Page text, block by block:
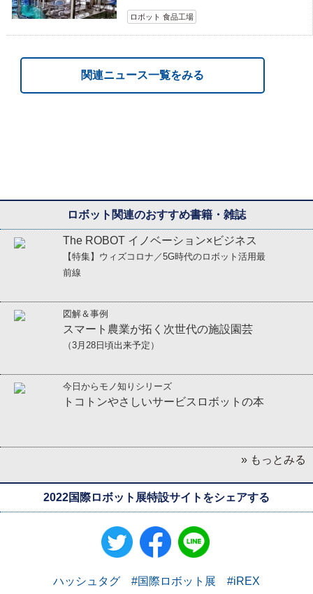
ロボット 食品工場
関連ニュース一覧をみる
ロボット関連のおすすめ書籍・雑誌
The ROBOT イノベーション×ビジネス
【特集】ウィズコロナ／5G時代のロボット活用最
前線
図解＆事例
スマート農業が拓く次世代の施設園芸
（3月28日頃出来予定）
今日からモノ知りシリーズ
トコトンやさしいサービスロボットの本
» もっとみる
2022国際ロボット展特設サイトをシェアする
ハッシュタグ #国際ロボット展 #iREX